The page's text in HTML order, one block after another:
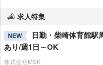
求人特集
NEW
日勤・柴崎体育館駅
あり/週1日～OK
株式会社MSK